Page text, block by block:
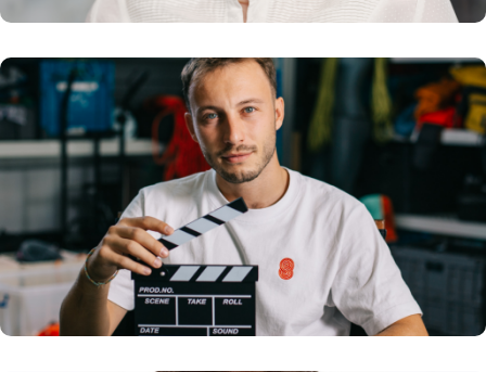
Samuel DURAND
Auteur des documentaires Work in Progress
En savoir plus